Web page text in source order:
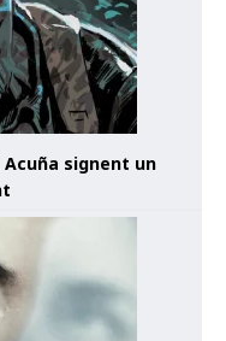
Acuña signent un